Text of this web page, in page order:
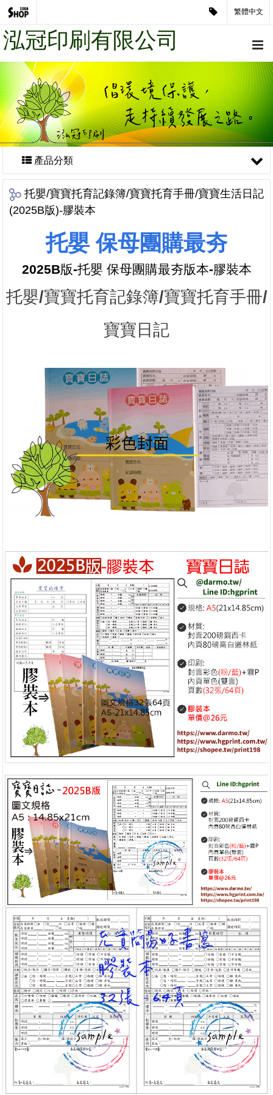
繁體中文
泓冠印刷有限公司
產品分類
托嬰/寶寶托育記錄簿/寶寶托育手冊/寶寶生活日記
(2025B版)-膠裝本
托嬰 保母團購最夯
2025B版-托嬰 保母團購最夯版本-膠裝本
托嬰/寶寶托育記錄簿/寶寶托育手冊/
寶寶日記